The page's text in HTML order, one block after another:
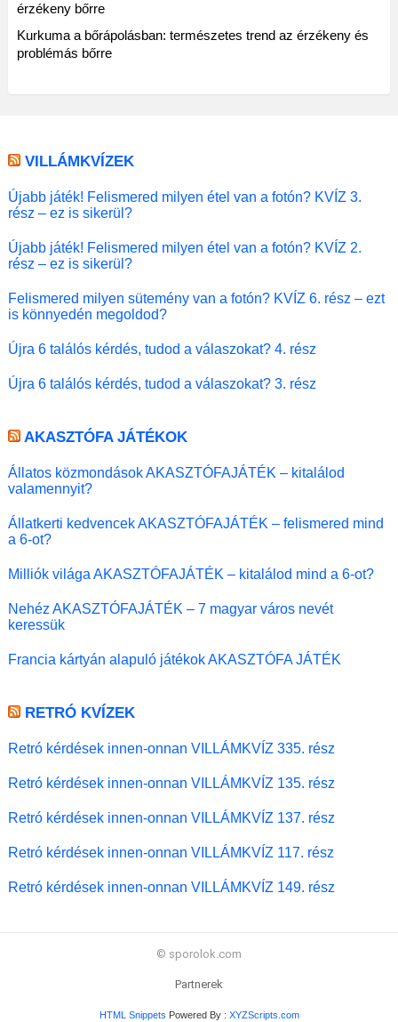
érzékeny bőrre
Kurkuma a bőrápolásban: természetes trend az érzékeny és
problémás bőrre
VILLÁMKVÍZEK
Újabb játék! Felismered milyen étel van a fotón? KVÍZ 3.
rész – ez is sikerül?
Újabb játék! Felismered milyen étel van a fotón? KVÍZ 2.
rész – ez is sikerül?
Felismered milyen sütemény van a fotón? KVÍZ 6. rész – ezt
is könnyedén megoldod?
Újra 6 találós kérdés, tudod a válaszokat? 4. rész
Újra 6 találós kérdés, tudod a válaszokat? 3. rész
AKASZTÓFA JÁTÉKOK
Állatos közmondások AKASZTÓFAJÁTÉK – kitalálod
valamennyit?
Állatkerti kedvencek AKASZTÓFAJÁTÉK – felismered mind
a 6-ot?
Milliók világa AKASZTÓFAJÁTÉK – kitalálod mind a 6-ot?
Nehéz AKASZTÓFAJÁTÉK – 7 magyar város nevét
keressük
Francia kártyán alapuló játékok AKASZTÓFA JÁTÉK
RETRÓ KVÍZEK
Retró kérdések innen-onnan VILLÁMKVÍZ 335. rész
Retró kérdések innen-onnan VILLÁMKVÍZ 135. rész
Retró kérdések innen-onnan VILLÁMKVÍZ 137. rész
Retró kérdések innen-onnan VILLÁMKVÍZ 117. rész
Retró kérdések innen-onnan VILLÁMKVÍZ 149. rész
© sporolok.com
Partnerek
HTML Snippets Powered By : XYZScripts.com